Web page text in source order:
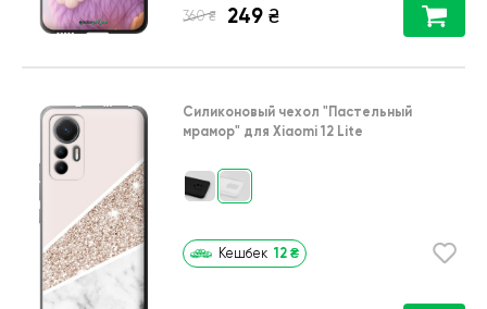
360 ₴ 249 ₴
Силиконовый чехол "Пастельный
мрамор" для Xiaomi 12 Lite
Кешбек 12 ₴